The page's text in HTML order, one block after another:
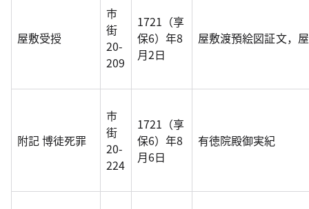
屋敷受授
市
街
20-
209
1721（享
保6）年8
月2日
屋敷渡預絵図証文，
附記 博徒死罪
市
街
20-
224
1721（享
保6）年8
月6日
有徳院殿御実紀